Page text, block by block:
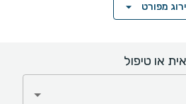
מפורט
או טיפול